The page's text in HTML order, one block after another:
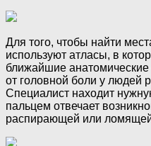
Для того, чтобы найти
используют атласы, в
ближайшие
от головной боли у людей
Специалист находит
пальцем отвечает
распирающей или